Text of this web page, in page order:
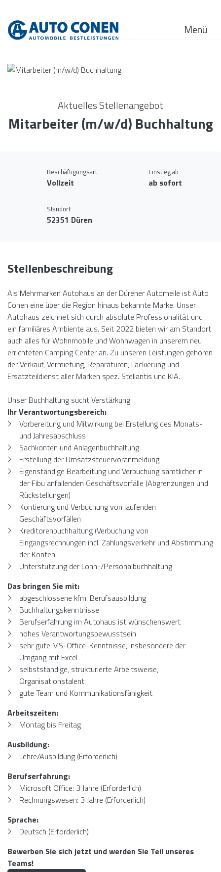
Menü
Aktuelles Stellenangebot
Mitarbeiter (m/w/d) Buchhaltung
Beschäftigungsart
Vollzeit
Einstieg ab
ab sofort
Standort
52351 Düren
Stellenbeschreibung
Als Mehrmarken Autohaus an der Dürener Automeile ist Auto
Conen eine über die Region hinaus bekannte Marke. Unser
Autohaus zeichnet sich durch absolute Professionalität und
ein familiäres Ambiente aus. Seit 2022 bieten wir am Standort
auch alles für Wohnmobile und Wohnwagen in unserem neu
errichteten Camping Center an. Zu unseren Leistungen gehören
der Verkauf, Vermietung, Reparaturen, Lackierung und
Ersatzteildienst aller Marken spez. Stellantis und KIA.
Unser Buchhaltung sucht Verstärkung
Ihr Verantwortungsbereich:
Vorbereitung und Mitwirkung bei Erstellung des Monats-
und Jahresabschluss
Sachkonten und Anlagenbuchhaltung
Erstellung der Umsatzsteuervoranmeldung
Eigenständige Bearbeitung und Verbuchung sämtlicher in
der Fibu anfallenden Geschäftsvorfälle (Abgrenzungen und
Rückstellungen)
Kontierung und Verbuchung von laufenden
Geschäftsvorfällen
Kreditorenbuchhaltung (Verbuchung von
Eingangsrechnungen incl. Zahlungsverkehr und Abstimmung
der Konten
Unterstützung der Lohn-/Personalbuchhaltung
Das bringen Sie mit:
abgeschlossene kfm. Berufsausbildung
Buchhaltungskenntnisse
Berufserfahrung im Autohaus ist wünschenswert
hohes Verantwortungsbewusstsein
sehr gute MS-Office-Kenntnisse, insbesondere der
Umgang mit Excel
selbstständige, strukturierte Arbeitsweise,
Organisationstalent
gute Team und Kommunikationsfähigkeit
Arbeitszeiten:
Montag bis Freitag
Ausbildung:
Lehre/Ausbildung (Erforderlich)
Berufserfahrung:
Microsoft Office: 3 Jahre (Erforderlich)
Rechnungswesen: 3 Jahre (Erforderlich)
Sprache:
Deutsch (Erforderlich)
Bewerben Sie sich jetzt und werden Sie Teil unseres
Teams!